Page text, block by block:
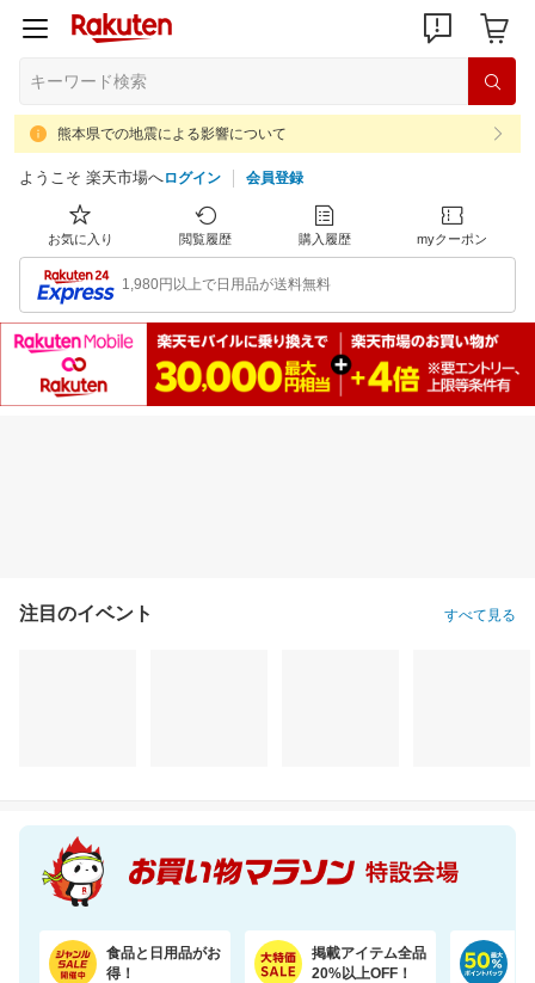
熊本県での地震による影響について
ようこそ 楽天市場へログイン 会員登録
お気に入り 閲覧履歴 購入履歴 myクーポン
1,980円以上で日用品が送料無料
注目のイベント すべて見る
食品と日用品がお
得！
掲載アイテム全品
20%以上OFF！